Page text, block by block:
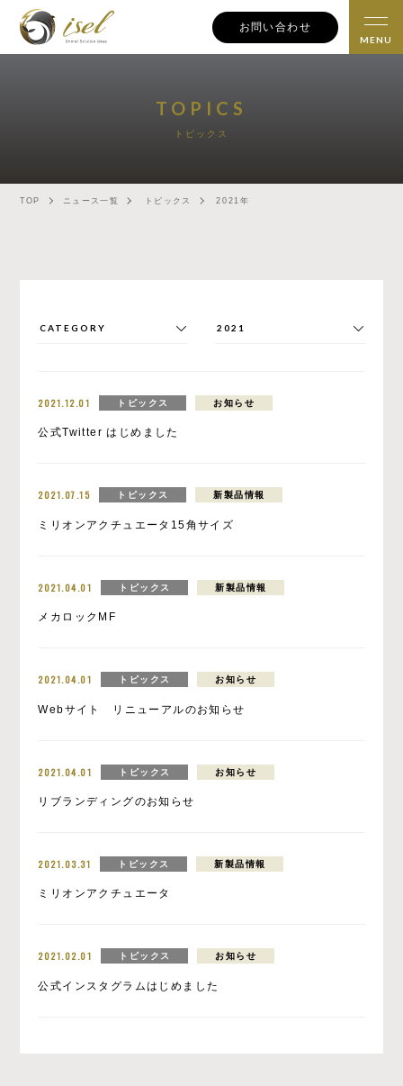
お問い合わせ
TOPICS
トピックス
TOP ニュース一覧 トピックス 2021年
2021.12.01 トピックス お知らせ
公式Twitter はじめました
2021.07.15 トピックス 新製品情報
ミリオンアクチュエータ15角サイズ
2021.04.01 トピックス 新製品情報
メカロックMF
2021.04.01 トピックス お知らせ
Webサイト リニューアルのお知らせ
2021.04.01 トピックス お知らせ
リブランディングのお知らせ
2021.03.31 トピックス 新製品情報
ミリオンアクチュエータ
2021.02.01 トピックス お知らせ
公式インスタグラムはじめました